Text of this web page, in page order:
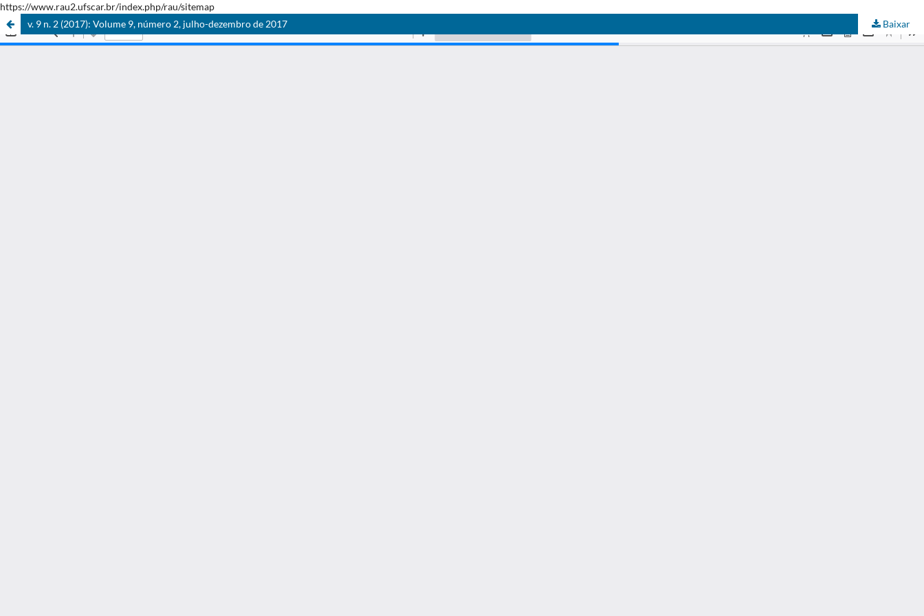
https://www.rau2.ufscar.br/index.php/rau/sitemap
v. 9 n. 2 (2017): Volume 9, número 2, julho-dezembro de 2017
Baixar